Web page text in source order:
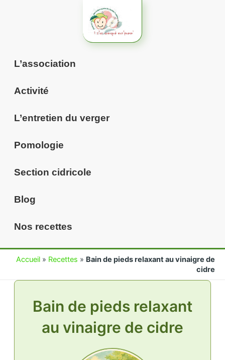
L’association
Activité
L’entretien du verger
Pomologie
Section cidricole
Blog
Nos recettes
Accueil » Recettes » Bain de pieds relaxant au vinaigre de
cidre
Bain de pieds relaxant
au vinaigre de cidre